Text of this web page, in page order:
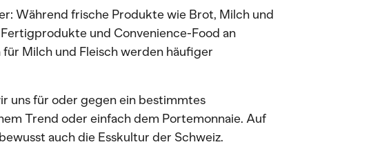
Während frische Produkte wie Brot, Milch und
und Convenience-Food an
Milch und Fleisch werden häufiger
uns für oder gegen ein bestimmtes
Trend oder einfach dem Portemonnaie. Auf
auch die Esskultur der Schweiz.